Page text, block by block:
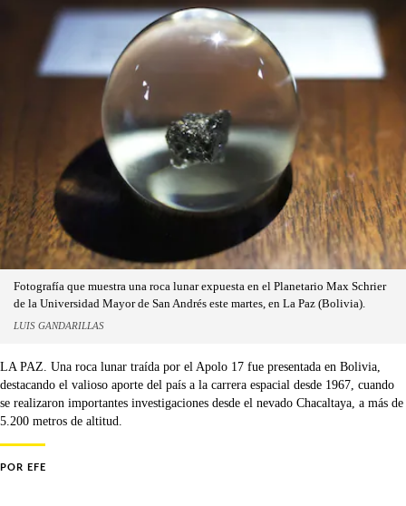
Fotografía que muestra una roca lunar expuesta en el Planetario Max Schrier
de la Universidad Mayor de San Andrés este martes, en La Paz (Bolivia).
LUIS GANDARILLAS
LA PAZ. Una roca lunar traída por el Apolo 17 fue presentada en Bolivia,
destacando el valioso aporte del país a la carrera espacial desde 1967, cuando
se realizaron importantes investigaciones desde el nevado Chacaltaya, a más de
5.200 metros de altitud.
POR EFE